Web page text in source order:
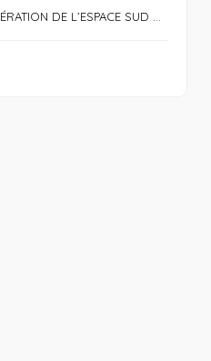
DE L’ESPACE SUD ...